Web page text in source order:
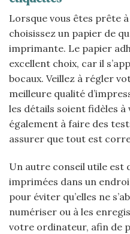
Lorsque vous êtes prête
choisissez un papier de
imprimante. Le papier
excellent choix, car il
bocaux. Veillez à régler
meilleure qualité
les détails soient fidèles à
également à faire des
assurer que tout est
Un autre conseil utile est
imprimées dans un
pour éviter qu’elles ne
numériser ou à les
votre ordinateur, afin de